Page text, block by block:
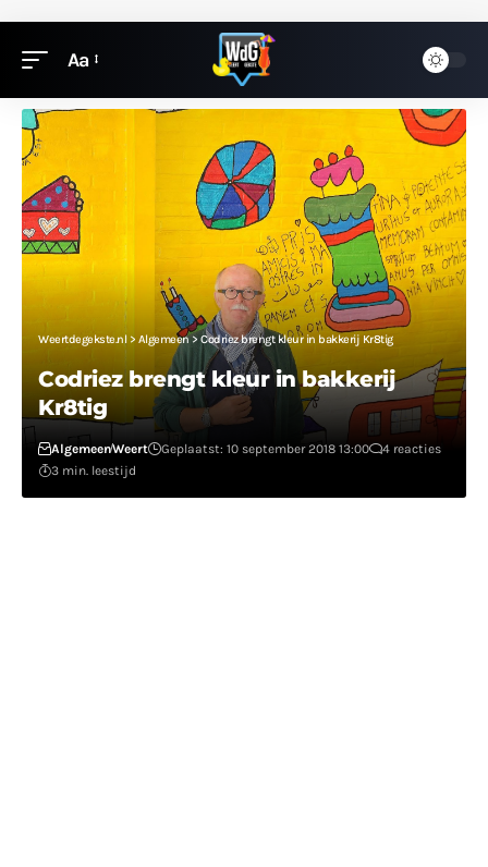
Aa
Weertdegekste.nl> Algemeen> Codriez brengt kleur in bakkerij Kr8tig
Codriez brengt kleur in bakkerij
Kr8tig
AlgemeenWeert Geplaatst: 10 september 2018 13:00
4 reacties
3 min. leestijd